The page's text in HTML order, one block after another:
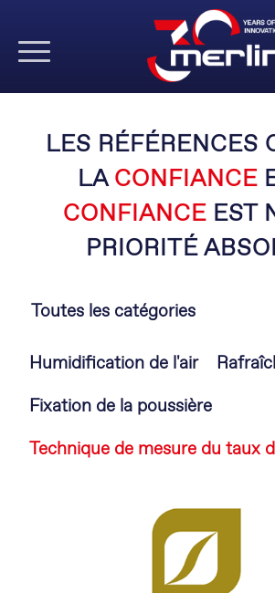
LES RÉFÉRENCES
LACONFIANCE
CONFIANCE EST
PRIORITÉ
Toutes les catégories
Aller
contenu
Humidification de l'air
Fixation de la poussière
Technique de mesure du taux